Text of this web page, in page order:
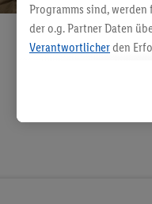
Programms sind,
der o.g. Partner Daten
Verantwortlicherden
angereicherten
Kaufverhalten in den
genauen Standortdaten)
Sicherung und